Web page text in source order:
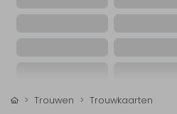
Trouwen Trouwkaarten